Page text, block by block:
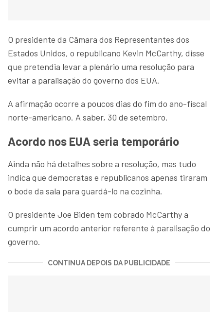
O presidente da Câmara dos Representantes dos
Estados Unidos, o republicano Kevin McCarthy, disse
que pretendia levar a plenário uma resolução para
evitar a paralisação do governo dos EUA.
A afirmação ocorre a poucos dias do fim do ano-fiscal
norte-americano. A saber, 30 de setembro.
Acordo nos EUA seria temporário
Ainda não há detalhes sobre a resolução, mas tudo
indica que democratas e republicanos apenas tiraram
o bode da sala para guardá-lo na cozinha.
O presidente Joe Biden tem cobrado McCarthy a
cumprir um acordo anterior referente à paralisação do
governo.
CONTINUA DEPOIS DA PUBLICIDADE